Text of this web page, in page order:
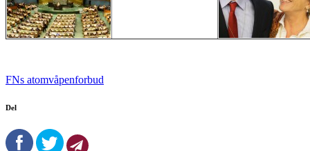
FNs atomvåpenforbud
Del